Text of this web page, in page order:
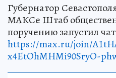
Губернатор
МАКСе Штаб
поручению запустил чат
https://max.ru/join/
x4EtOhMHMi90SryO-